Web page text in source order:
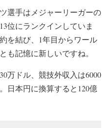
選手はメジャーリーガーの
位にランクインしていま
を結び、1年目からワール
も記憶に新しいですね。
万ドル、競技外収入は6000
日本円に換算すると120億